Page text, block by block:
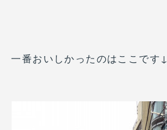
一番おいしかったのはここです↓